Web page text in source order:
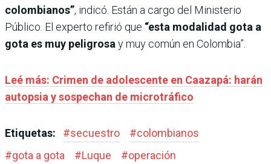
colombianos”, indicó. Están a cargo del Ministerio
Público. El experto refirió que “esta modalidad gota a
gota es muy peligrosa y muy común en Colombia”.
Leé más: Crimen de adolescente en Caazapá: harán
autopsia y sospechan de microtráfico
Etiquetas: #secuestro #colombianos
#gota a gota #Luque #operación